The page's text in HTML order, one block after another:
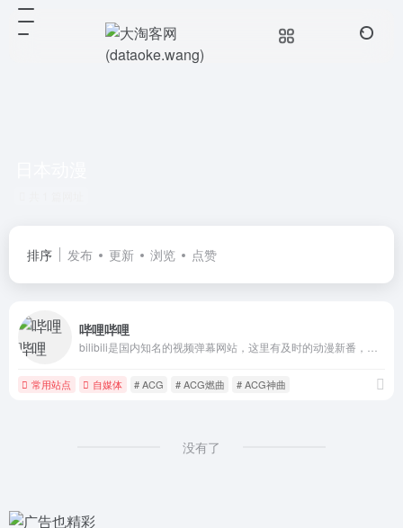
排序 发布 更新 浏览 点赞
哔哩哔哩
常用站点 自媒体 # ACG # ACG燃曲 # ACG神曲
没有了